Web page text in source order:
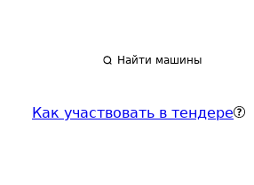
Найти машины
Как участвовать в тендере